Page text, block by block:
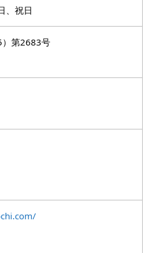
、祝日
）第2683号